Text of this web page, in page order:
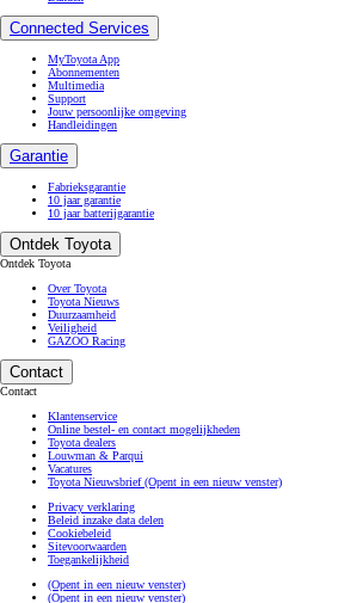
Connected Services
MyToyota App
Abonnementen
Multimedia
Support
Jouw persoonlijke omgeving
Handleidingen
Garantie
Fabrieksgarantie
10 jaar garantie
10 jaar batterijgarantie
Ontdek Toyota
Ontdek Toyota
Over Toyota
Toyota Nieuws
Duurzaamheid
Veiligheid
GAZOO Racing
Contact
Contact
Klantenservice
Online bestel- en contact mogelijkheden
Toyota dealers
Louwman & Parqui
Vacatures
Toyota Nieuwsbrief(Opent in een nieuw venster)
Privacy verklaring
Beleid inzake data delen
Cookiebeleid
Sitevoorwaarden
Toegankelijkheid
(Opent in een nieuw venster)
(Opent in een nieuw venster)